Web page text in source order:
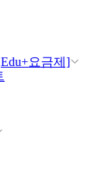
요금제]